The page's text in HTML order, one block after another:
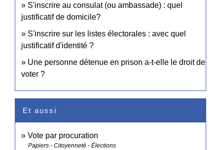
S'inscrire au consulat (ou ambassade) : quel
justificatif de domicile?
S'inscrire sur les listes électorales : avec quel
justificatif d'identité ?
Une personne détenue en prison a-t-elle le droit de
voter ?
Et aussi
Vote par procuration
Papiers - Citoyenneté - Élections